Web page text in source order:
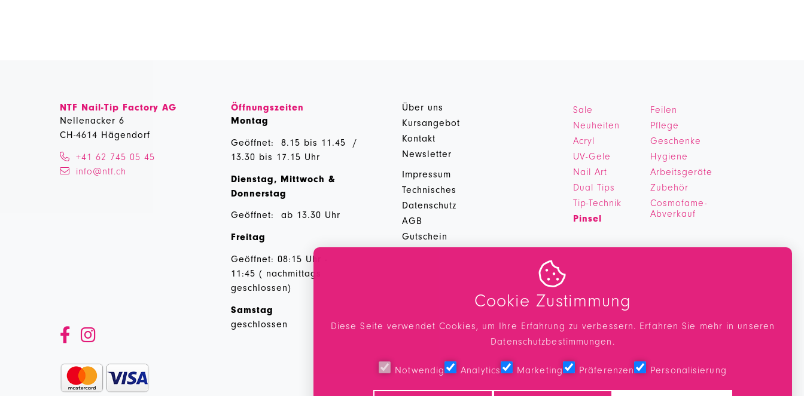
NTF Nail-Tip Factory AG
Nellenacker 6
CH-4614 Hägendorf
+41 62 745 05 45
info@ntf.ch
Öffnungszeiten
Montag
Geöffnet: 8.15 bis 11.45 /
13.30 bis 17.15 Uhr
Dienstag, Mittwoch &
Donnerstag
Geöffnet: ab 13.30 Uhr
Freitag
Geöffnet: 08:15 Uhr -
11:45 ( nachmittags
geschlossen)
Samstag
geschlossen
Über uns
Kursangebot
Kontakt
Newsletter
Impressum
Technisches
Datenschutz
AGB
Gutschein
Sale
Neuheiten
Acryl
UV-Gele
Nail Art
Dual Tips
Tip-Technik
Pinsel
Feilen
Pflege
Geschenke
Hygiene
Arbeitsgeräte
Zubehör
Cosmofame-
Abverkauf
 

Cookie Zustimmung
Diese Seite verwendet Cookies, um Ihre Erfahrung zu verbessern. Erfahren Sie mehr in unseren
Datenschutzbestimmungen .
Notwendig Analytics Marketing Präferenzen Personalisierung